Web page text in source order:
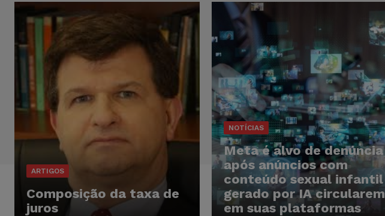
ARTIGOS
Composição da taxa de
juros
NOTÍCIAS
Meta é alvo de denúncia
após anúncios com
conteúdo sexual infantil
gerado por IA circularem
em suas plataformas